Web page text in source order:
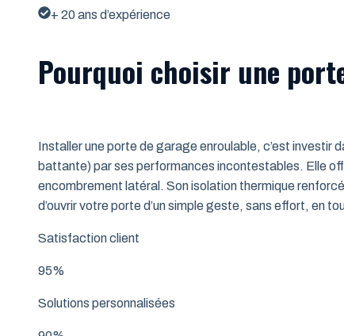
+ 20 ans d’expérience
Pourquoi choisir une
Installer une porte de garage enroulable, c’est
battante) par ses performances incontestables. Elle
encombrement latéral. Son isolation thermique
d’ouvrir votre porte d’un simple geste, sans effort, en
Satisfaction client
95%
Solutions personnalisées